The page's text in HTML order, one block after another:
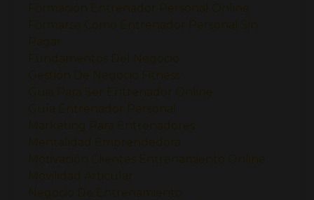
Formación Entrenador Personal Online
Formarse Como Entrenador Personal Sin
Pagar
Fundamentos Del Negocio
Gestión De Negocio Fitness
Guia Para Ser Entrenador Online
Guía Entrenador Personal
Marketing Para Entrenadores
Mentalidad Emprendedora
Motivación Clientes Entrenamiento Online
Movilidad Articular
Negocio De Entrenamiento